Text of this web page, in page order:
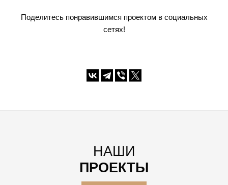
Поделитесь понравившимся проектом в социальных
сетях!
НАШИ
ПРОЕКТЫ